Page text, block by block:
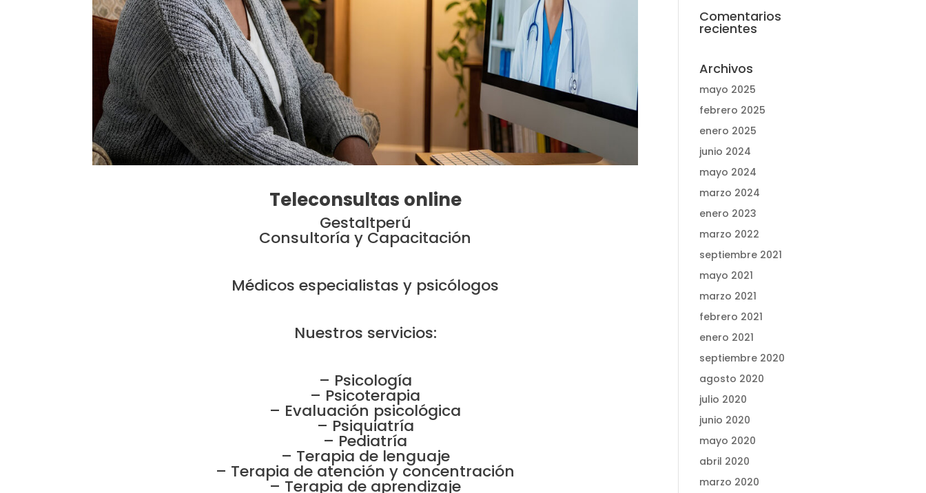
Teleconsultas online
Gestaltperú
Consultoría y Capacitación
Médicos especialistas y psicólogos
Nuestros servicios:
– Psicología
– Psicoterapia
– Evaluación psicológica
– Psiquiatría
– Pediatría
– Terapia de lenguaje
– Terapia de atención y concentración
– Terapia de aprendizaje
Comentarios
recientes
Archivos
mayo 2025
febrero 2025
enero 2025
junio 2024
mayo 2024
marzo 2024
enero 2023
marzo 2022
septiembre 2021
mayo 2021
marzo 2021
febrero 2021
enero 2021
septiembre 2020
agosto 2020
julio 2020
junio 2020
mayo 2020
abril 2020
marzo 2020